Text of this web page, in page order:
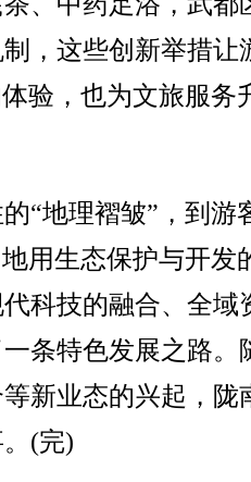
，这些创新举措让
验，也为文旅服务
地理褶皱”，到游
用生态保护与开发
科技的融合、全域
条特色发展之路。
新业态的兴起，陇
(完)